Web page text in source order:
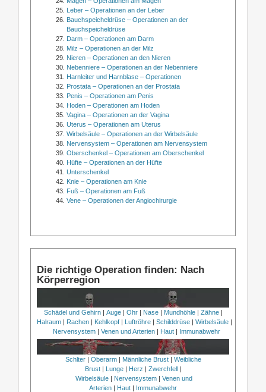
Leber – Operationen an der Leber
Bauchspeicheldrüse – Operationen an der
Bauchspeicheldrüse
Darm – Operationen am Darm
Milz – Operationen an der Milz
Nieren – Operationen an den Nieren
Nebenniere – Operationen an der Nebenniere
Harnleiter und Harnblase – Operationen
Prostata – Operationen an der Prostata
Penis – Operationen am Penis
Hoden – Operationen am Hoden
Vagina – Operationen an der Vagina
Uterus – Operationen am Uterus
Wirbelsäule – Operationen an der Wirbelsäule
Nervensystem – Operationen am Nervensystem
Oberschenkel – Operationen am Oberschenkel
Hüfte – Operationen an der Hüfte
Unterschenkel
Knie – Operationen am Knie
Fuß – Operationen am Fuß
Vene – Operationen der Angiochirurgie
Die richtige Operation finden: Nach
Körperregion
Schädel und Gehirn| Auge| Ohr| Nase| Mundhöhle| Zähne|
Halraum
Rachen Kehlkopf Luftröhre Schilddrüse Wirbelsäule
Nervensystem
Venen und Arterien Haut Immunabwehr
Schlter| Oberarm| Männliche Brust| Weibliche
Brust| Lunge| Herz | Zwerchfell|
Wirbelsäule | Nervensystem | Venen und
Arterien | Haut | Immunabwehr